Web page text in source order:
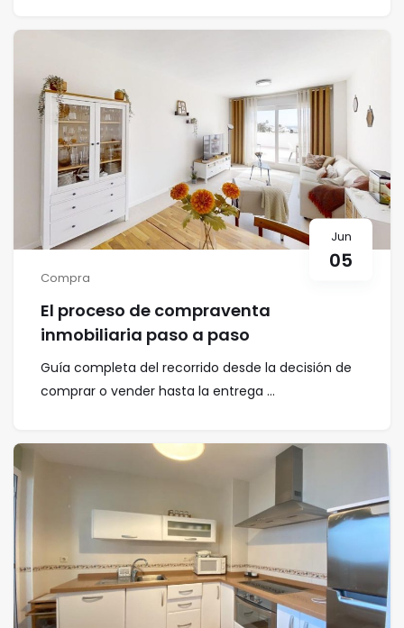
Jun
05
Compra
El proceso de compraventa
inmobiliaria paso a paso
Guía completa del recorrido desde la decisión de
comprar o vender hasta la entrega ...